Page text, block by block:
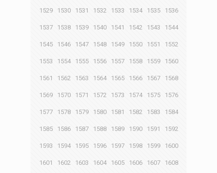
1529 1530 1531 1532 1533 1534 1535 1536
1537 1538 1539 1540 1541 1542 1543 1544
1545 1546 1547 1548 1549 1550 1551 1552
1553 1554 1555 1556 1557 1558 1559 1560
1561 1562 1563 1564 1565 1566 1567 1568
1569 1570 1571 1572 1573 1574 1575 1576
1577 1578 1579 1580 1581 1582 1583 1584
1585 1586 1587 1588 1589 1590 1591 1592
1593 1594 1595 1596 1597 1598 1599 1600
1601 1602 1603 1604 1605 1606 1607 1608